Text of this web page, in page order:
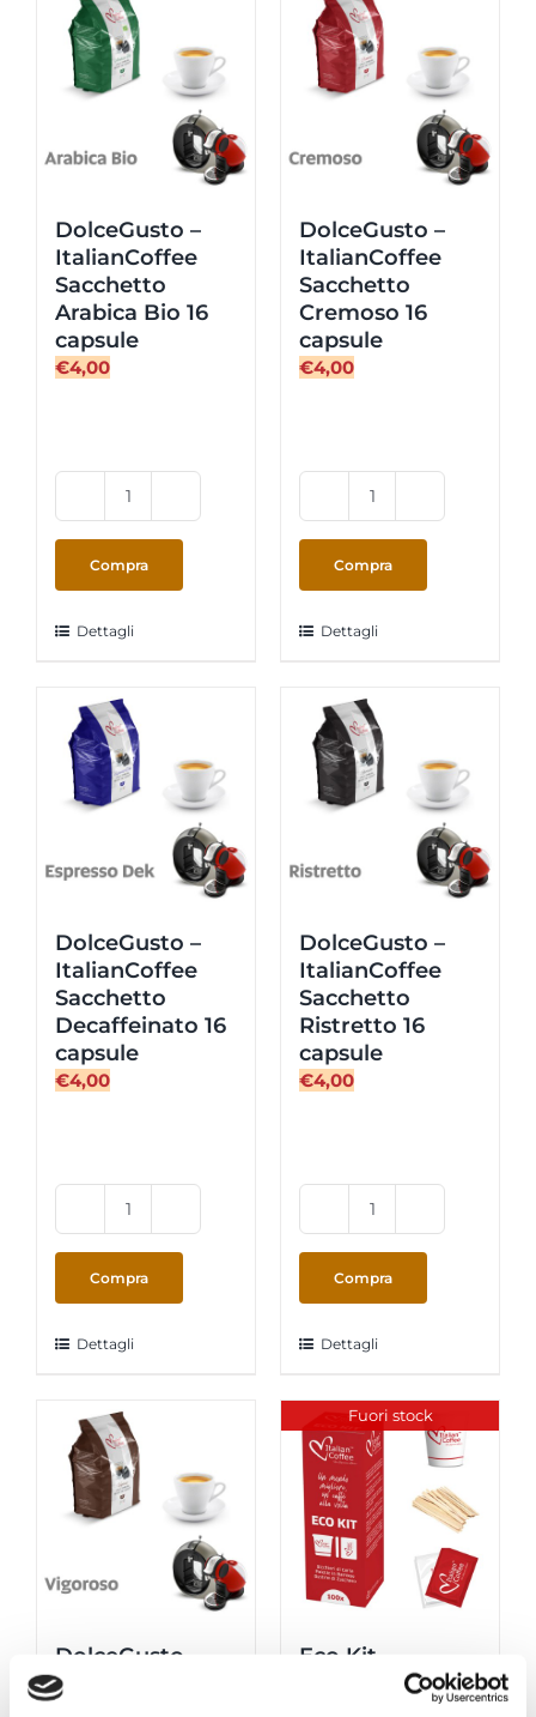
DolceGusto –
ItalianCoffee
Sacchetto
Arabica Bio 16
capsule
€4,00
DolceGusto
ItalianCoffee
Sacchetto
Bio
quantità
Compra
Dettagli
DolceGusto –
ItalianCoffee
Sacchetto
Cremoso 16
capsule
€4,00
DolceGusto
ItalianCoffee
Sacchetto
16
Compra
Dettagli
DolceGusto –
ItalianCoffee
Sacchetto
Decaffeinato 16
capsule
€4,00
DolceGusto
ItalianCoffee
Sacchetto
16
Compra
Dettagli
DolceGusto –
ItalianCoffee
Sacchetto
Ristretto 16
capsule
€4,00
DolceGusto
ItalianCoffee
Sacchetto
16
quantità
Compra
Dettagli
DolceGusto –
ItalianCoffee
Fuori stock
Eco Kit
Accessori 100pz